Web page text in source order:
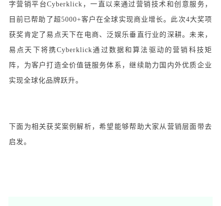
字营销平台Cyberklick，一直以来通过营销技术和创意服务，
目前已帮助了超5000+客户在全球实现商业增长。此次4大奖项
获奖肯定了易点天下在电商、泛娱乐垂直行业的深耕。未来，
易点天下将携Cyberklick通过数据和算法驱动的营销科技矩
阵，为客户打造全价值链服务体系，继续助力国内外优质企业
实现全球化品牌跃升。
下面为相关获奖案例解析，希望能够帮助大家从营销层面带去
启发。